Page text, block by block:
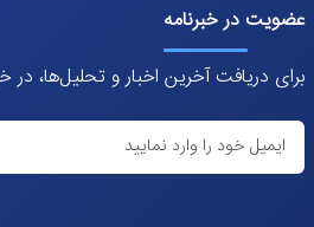
عضویت در خبرنامه
برای دریافت آخرین اخبار و تحلیل‌ها، در